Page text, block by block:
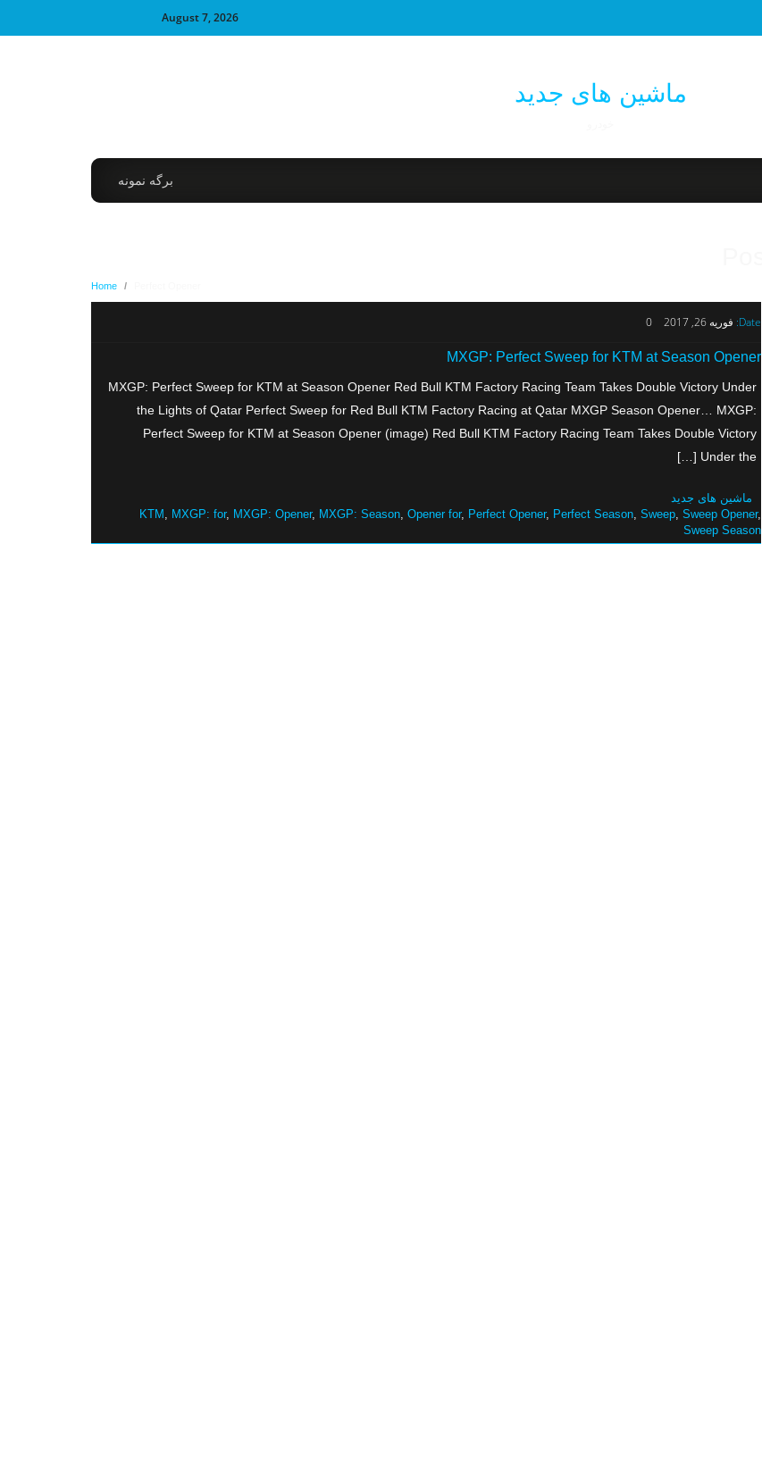
August 7, 2026
ماشین های جدید
برگه نمونه
Home /
Date: فوریه 26, 2017 0
MXGP: Perfect Sweep for KTM at Season Opener
MXGP: Perfect Sweep for KTM at Season Opener Red Bull KTM Factory Racing Team Takes Double Victory Under
the Lights of Qatar Perfect Sweep for Red Bull KTM Factory Racing at Qatar MXGP Season Opener… MXGP:
Perfect Sweep for KTM at Season Opener (image) Red Bull KTM Factory Racing Team Takes Double Victory
Under the […]
ماشین های جدید
KTM
MXGP: for, MXGP: Opener, MXGP: Season Opener for, Perfect Opener, Perfect Season Sweep Sweep Opener,
Sweep Season